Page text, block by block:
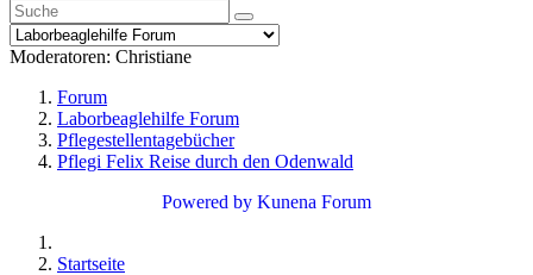
Moderatoren: Christiane
Forum
Laborbeaglehilfe Forum
Pflegestellentagebücher
Pflegi Felix Reise durch den Odenwald
Powered by Kunena Forum
Startseite